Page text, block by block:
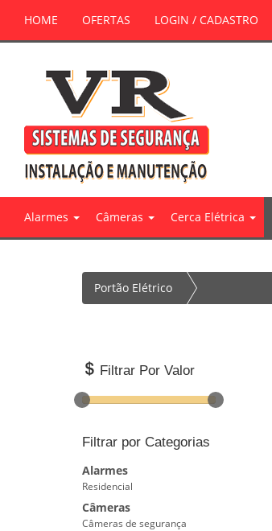
HOME OFERTAS LOGIN / CADASTRO
Alarmes Câmeras Cerca Elétrica
Portão Elétrico
Filtrar Por Valor
Filtrar por Categorias
Alarmes
Residencial
Câmeras
Câmeras de segurança